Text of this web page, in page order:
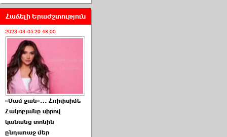
armlur.ՔՊ-ի ներսում
սպասում են ›››
2026-06-10 22:55:00
Ուշքի չենք գալիս այն
խայտառակ ›››
Հաճելի Երաժշտություն
2023-03-05 20:48:00
«Մամ ջան»… Հռիփսիմե
Հակոբյանը սիրով
կանանց տոնին
ընդառաջ մեր